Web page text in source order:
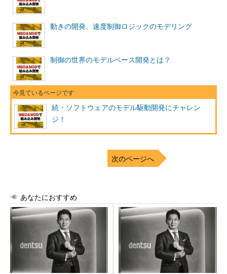
動きの開発、速度制御ロジックのモデリング
制御の世界のモデルベース開発とは？
続・ソフトウェアのモデル駆動開発にチャレン
ジ！
次のページへ
あなたにおすすめ